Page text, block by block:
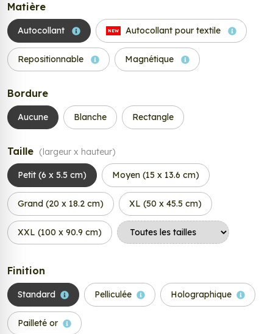
Matière
Autocollant NEW Autocollant pour textile
Repositionnable Magnétique
Bordure
Aucune Blanche Rectangle
Taille (largeur x hauteur)
Petit (6 x 5.5 cm) Moyen (15 x 13.6 cm)
Grand (20 x 18.2 cm) XL (50 x 45.5 cm)
XXL (100 x 90.9 cm)
Finition
Standard Pelliculée Holographique
Pailleté or